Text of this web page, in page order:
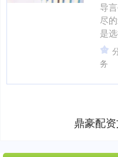
导
尽
是
的
站
务
鼎豪配